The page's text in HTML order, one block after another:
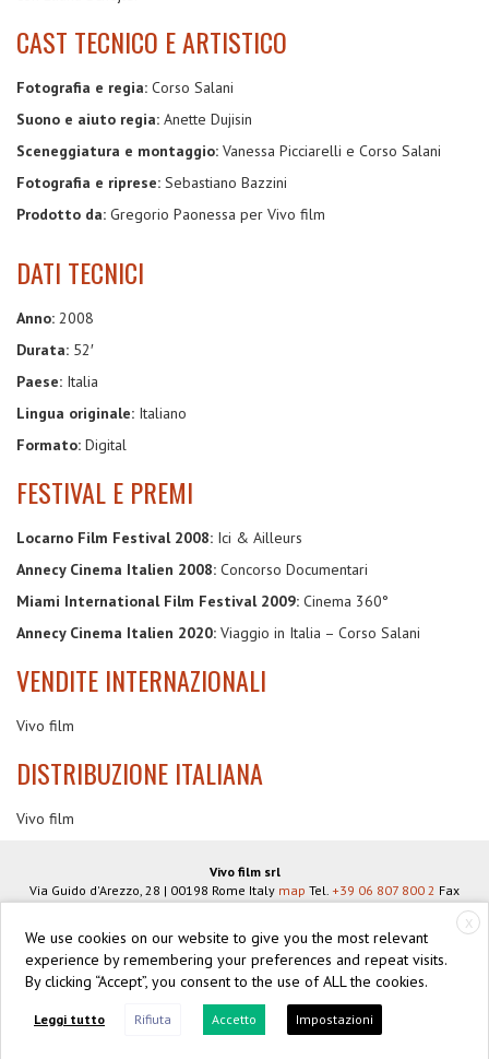
CAST TECNICO E ARTISTICO
Fotografia e regia: Corso Salani
Suono e aiuto regia: Anette Dujisin
Sceneggiatura e montaggio: Vanessa Picciarelli e Corso Salani
Fotografia e riprese: Sebastiano Bazzini
Prodotto da: Gregorio Paonessa per Vivo film
DATI TECNICI
Anno: 2008
Durata: 52′
Paese: Italia
Lingua originale: Italiano
Formato: Digital
FESTIVAL E PREMI
Locarno Film Festival 2008: Ici & Ailleurs
Annecy Cinema Italien 2008: Concorso Documentari
Miami International Film Festival 2009: Cinema 360°
Annecy Cinema Italien 2020: Viaggio in Italia – Corso Salani
VENDITE INTERNAZIONALI
Vivo film
DISTRIBUZIONE ITALIANA
Vivo film
Vivo film srl
Via Guido d'Arezzo, 28 | 00198 Rome Italy map Tel. +39 06 807 800 2 Fax
https://vivofilm.it
Facebook Vimeo Twitter
© 2026 Vivo film
X
We use cookies on our website to give you the most relevant
experience by remembering your preferences and repeat visits.
By clicking “Accept”, you consent to the use of ALL the cookies.
Leggi tutto Rifiuta Accetto Impostazioni